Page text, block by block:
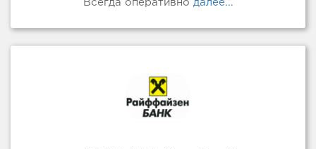
Всегда оперативно далее...